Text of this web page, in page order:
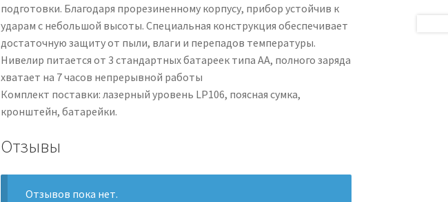
подготовки. Благодаря прорезиненному корпусу, прибор устойчив к
ударам с небольшой высоты. Специальная конструкция обеспечивает
достаточную защиту от пыли, влаги и перепадов температуры.
Нивелир питается от 3 стандартных батареек типа АА, полного заряда
хватает на 7 часов непрерывной работы
Комплект поставки: лазерный уровень LP106, поясная сумка,
кронштейн, батарейки.
Отзывы
Отзывов пока нет.